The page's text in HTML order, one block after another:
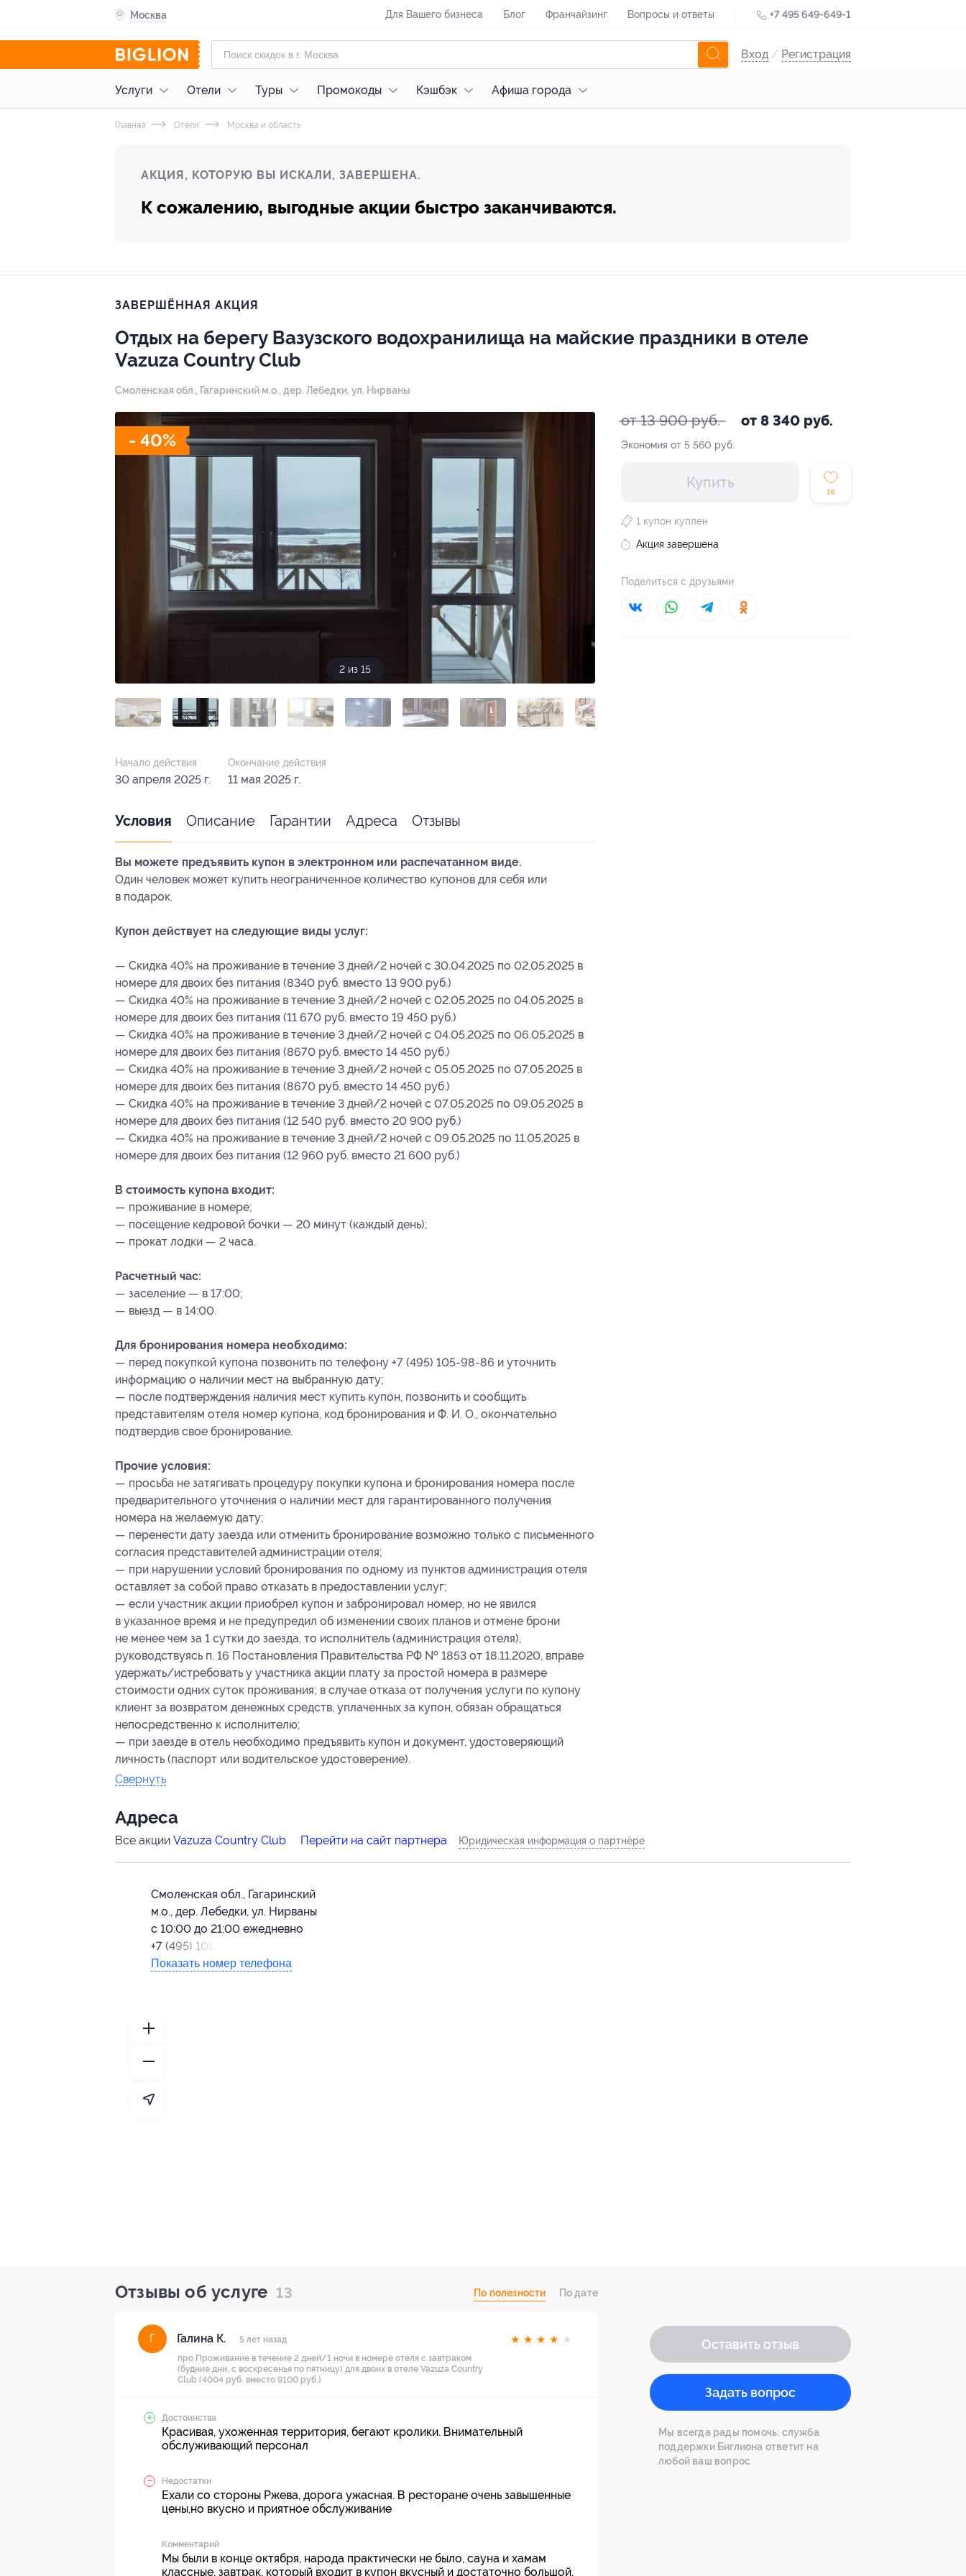
Москва Для Вашего бизнеса Блог Франчайзинг Вопросы и ответы +7 495 649-649-1
Вход / Регистрация
Услуги Отели Туры Промокоды Кэшбэк Афиша города
Главная Отели Москва и область
АКЦИЯ, КОТОРУЮ ВЫ ИСКАЛИ, ЗАВЕРШЕНА.
К сожалению, выгодные акции быстро заканчиваются.
ЗАВЕРШЁННАЯ АКЦИЯ
Отдых на берегу Вазузского водохранилища на майские праздники в отеле
Vazuza Country Club
Смоленская обл., Гагаринский м.о., дер. Лебедки, ул. Нирваны
- 40%
2 из 15
от 13 900 руб. от 8 340 руб.
Экономия от 5 560 руб.
Купить
16
1 купон куплен
Акция завершена
Поделиться с друзьями
Начало действия
30 апреля 2025 г.
Окончание действия
11 мая 2025 г.
Условия Описание Гарантии Адреса Отзывы
Вы можете предъявить купон в электронном или распечатанном виде.
Один человек может купить неограниченное количество купонов для себя или
в подарок.
Купон действует на следующие виды услуг:
— Скидка 40% на проживание в течение 3 дней/2 ночей с 30.04.2025 по 02.05.2025 в
номере для двоих без питания (8340 руб. вместо 13 900 руб.)
— Скидка 40% на проживание в течение 3 дней/2 ночей с 02.05.2025 по 04.05.2025 в
номере для двоих без питания (11 670 руб. вместо 19 450 руб.)
— Скидка 40% на проживание в течение 3 дней/2 ночей с 04.05.2025 по 06.05.2025 в
номере для двоих без питания (8670 руб. вместо 14 450 руб.)
— Скидка 40% на проживание в течение 3 дней/2 ночей с 05.05.2025 по 07.05.2025 в
номере для двоих без питания (8670 руб. вместо 14 450 руб.)
— Скидка 40% на проживание в течение 3 дней/2 ночей с 07.05.2025 по 09.05.2025 в
номере для двоих без питания (12 540 руб. вместо 20 900 руб.)
— Скидка 40% на проживание в течение 3 дней/2 ночей с 09.05.2025 по 11.05.2025 в
номере для двоих без питания (12 960 руб. вместо 21 600 руб.)
В стоимость купона входит:
— проживание в номере;
— посещение кедровой бочки — 20 минут (каждый день);
— прокат лодки — 2 часа.
Расчетный час:
— заселение — в 17:00;
— выезд — в 14:00.
Для бронирования номера необходимо:
— перед покупкой купона позвонить по телефону +7 (495) 105-98-86 и уточнить
информацию о наличии мест на выбранную дату;
— после подтверждения наличия мест купить купон, позвонить и сообщить
представителям отеля номер купона, код бронирования и Ф. И. О., окончательно
подтвердив свое бронирование.
Прочие условия:
— просьба не затягивать процедуру покупки купона и бронирования номера после
предварительного уточнения о наличии мест для гарантированного получения
номера на желаемую дату;
— перенести дату заезда или отменить бронирование возможно только с письменного
согласия представителей администрации отеля;
— при нарушении условий бронирования по одному из пунктов администрация отеля
оставляет за собой право отказать в предоставлении услуг;
— если участник акции приобрел купон и забронировал номер, но не явился
в указанное время и не предупредил об изменении своих планов и отмене брони
не менее чем за 1 сутки до заезда, то исполнитель (администрация отеля),
руководствуясь п. 16 Постановления Правительства РФ № 1853 от 18.11.2020, вправе
удержать/истребовать у участника акции плату за простой номера в размере
стоимости одних суток проживания; в случае отказа от получения услуги по купону
клиент за возвратом денежных средств, уплаченных за купон, обязан обращаться
непосредственно к исполнителю;
— при заезде в отель необходимо предъявить купон и документ, удостоверяющий
личность (паспорт или водительское удостоверение).
Свернуть
Адресa
Все акции Vazuza Country Club Перейти на сайт партнера Юридическая информация о партнёре
Смоленская обл., Гагаринский
м.о., дер. Лебедки, ул. Нирваны
с 10:00 до 21:00 ежедневно
+7 (495) 105-98-86
Показать номер телефона
Отзывы об услуге 13 По полезности По дате
Г Галина К. 5 лет назад ★ ★ ★ ★ ★
про Проживание в течение 2 дней/1 ночи в номере отеля с завтраком
(будние дни, с воскресенья по пятницу) для двоих в отеле Vazuza Country
Club (4004 руб. вместо 9100 руб.)
Достоинства
Красивая, ухоженная территория, бегают кролики. Внимательный
обслуживающий персонал
Недостатки
Ехали со стороны Ржева, дорога ужасная. В ресторане очень завышенные
цены,но вкусно и приятное обслуживание
Комментарий
Мы были в конце октября, народа практически не было, сауна и хамам
классные, завтрак, который входит в купон вкусный и достаточно большой,
Оставить отзыв
Задать вопрос
Мы всегда рады помочь: служба
поддержки Биглиона ответит на
любой ваш вопрос